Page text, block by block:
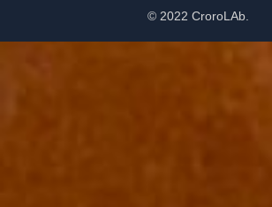
© 2022 CroroLAb.